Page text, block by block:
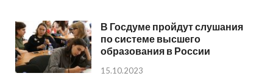
В Госдуме пройдут слушания
по системе высшего
образования в России
15.10.2023